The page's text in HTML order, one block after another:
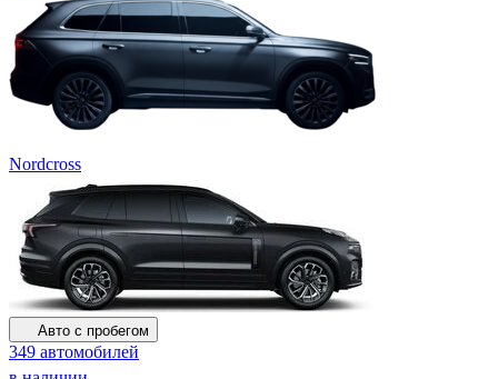
Nordcross
Авто с пробегом
349 автомобилей